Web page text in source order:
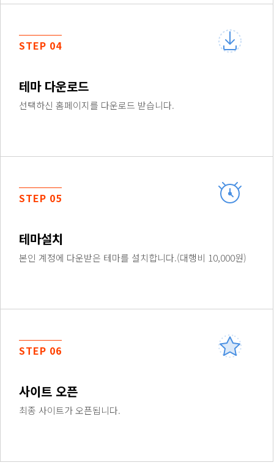
STEP 04
테마 다운로드
선택하신 홈페이지를 다운로드 받습니다.
STEP 05
테마설치
본인 계정에 다운받은 테마를 설치합니다.(대행비 10,000원)
STEP 06
사이트 오픈
최종 사이트가 오픈됩니다.